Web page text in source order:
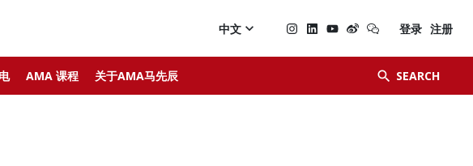
AMA 课程 关于AMA马先辰  SEARCH

中文  登录 注册